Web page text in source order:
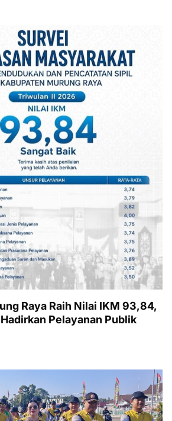
Raya Raih Nilai IKM 93,84,
Pelayanan Publik